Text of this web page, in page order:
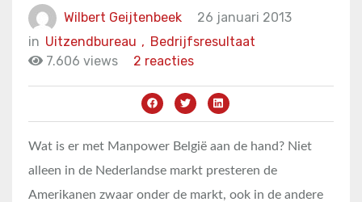
Wilbert Geijtenbeek
26 januari 2013
in
Bedrijfsresultaat
Uitzendbureau ,
7.606 views
2 reacties
Wat is er met Manpower België aan de hand? Niet
alleen in de Nederlandse markt presteren de
Amerikanen zwaar onder de markt, ook in de andere